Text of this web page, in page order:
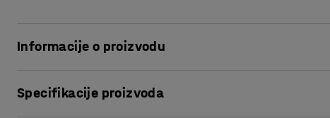
Informacije o proizvodu
Pepeljara doprinosi čistom okruženju. Izrađena je obojanog
Specifikacije proizvoda